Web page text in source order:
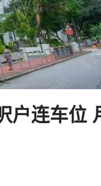
户连车位